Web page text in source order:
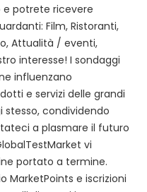
e potrete ricevere
Film, Ristoranti,
Attualità / eventi,
interesse! I sondaggi
influenzano
e servizi delle grandi
stesso, condividendo
a plasmare il futuro
vi
portato a termine.
MarketPoints e iscrizioni